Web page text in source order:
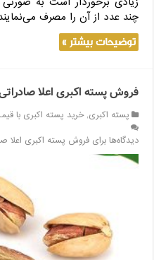
چند عدد از آن را مصرف
توضیحات بیشتر »
فروش پسته اکبری اعلا
پسته اکبری,خرید پسته اکبری با
دیدگاه‌هابرای فروش پسته اکبری اعلا